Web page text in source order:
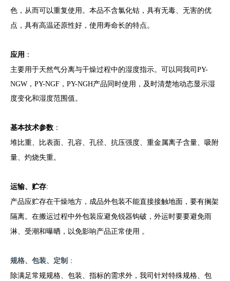
色，从而可以重复使用 。 本品不含氯化钴， 具有无毒、无害的优
点 ，具有高温还原性好，使用寿命长的特点。
应用 ：
主要用于天然气分离与干燥过程中的湿度指示。 可以同我司 PY-
NGW，PY-NGF，PY-NGH产品同时使用，及时清楚地动态显示湿
度变化和湿度范围值。
基本技术参数 ：
堆比重、比表面、孔容、孔径、抗压强度、重金属离子含量、吸附
量、灼烧失重。
运输、 贮存:
产品应贮存在干燥地方，成品外包装不能直接接触地面，要有搁架
隔离。在搬运过程中外包装应避免锐器钩破，外运时要要避免雨
淋、受潮和曝晒，以免影响产品正常使用 。
规格、包装、定制 ：
除满足常规规格、包装、 指标的需求外，我司针对特殊规格、包